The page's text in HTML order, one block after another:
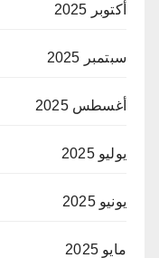
أكتوبر 2025
سبتمبر 2025
أغسطس 2025
يوليو 2025
يونيو 2025
مايو 2025